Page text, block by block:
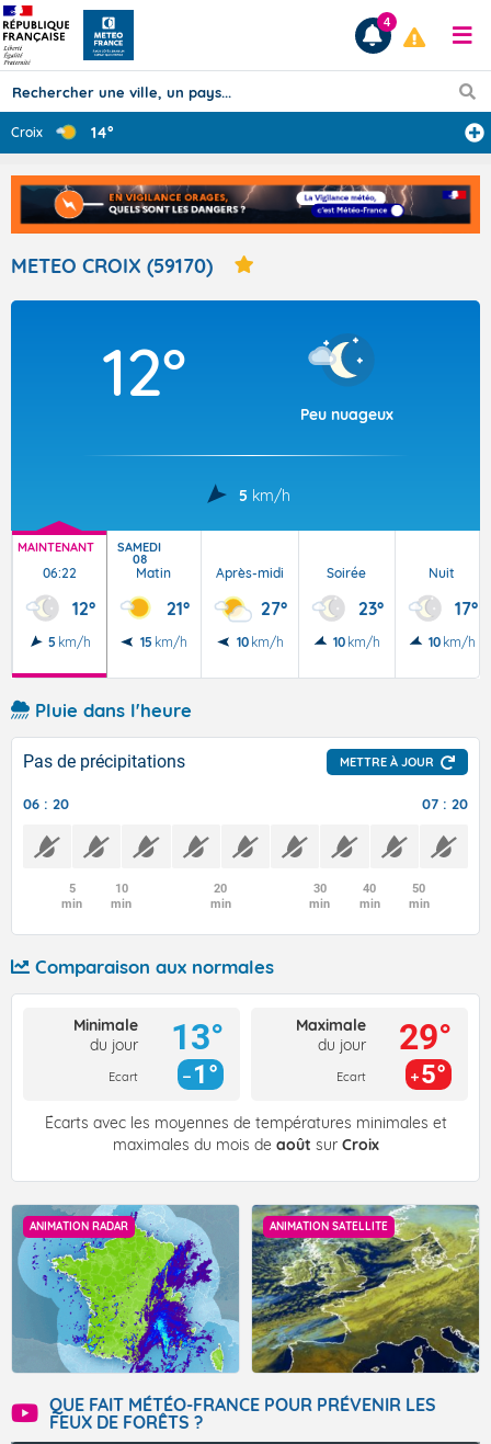
Prévisions
TOUS LES RÉSULTATS
Articles
4
Croix 14°
METEO CROIX (59170)
12°
Peu nuageux
5 km/h
MAINTENANT
06:22
12°
5 km/h
SAMEDI
08
Matin
21°
15 km/h
Après-midi
27°
10 km/h
Soirée
23°
10 km/h
Nuit
17°
10 km/h
Pluie dans l'heure
Pas de précipitations METTRE À JOUR
06 : 20 07 : 20
5
min
10
min
20
min
30
min
40
min
50
min
Comparaison aux normales
Minimale
du jour
Ecart
13°
1°
Maximale
du jour
Ecart
29°
5°
Écarts avec les moyennes de températures minimales et
maximales du mois de août sur Croix
ANIMATION RADAR ANIMATION SATELLITE
QUE FAIT MÉTÉO-FRANCE POUR PRÉVENIR LES
FEUX DE FORÊTS ?